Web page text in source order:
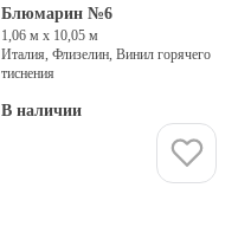
Блюмарин №6
1,06 м х 10,05 м
Италия, Флизелин, Винил горячего
тиснения
В наличии